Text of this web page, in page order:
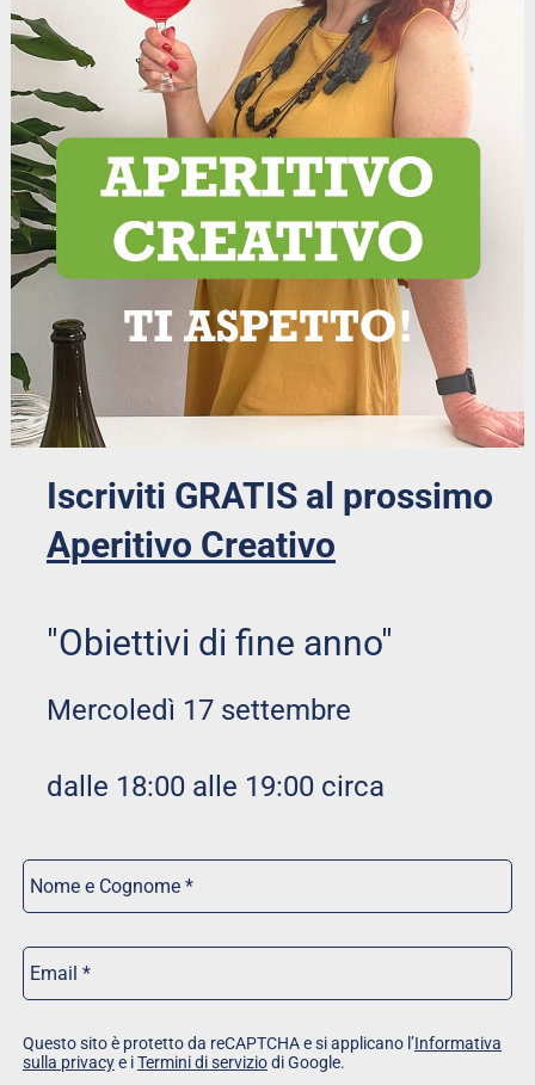
Aperitivo Creativo
"Obiettivi di fine anno"
Mercoledì 17 settembre
dalle 18:00 alle 19:00 circa
Nome
Cognome
Email
Questo sito è protetto da reCAPTCHA e si applicano l’Informativa
sulla privacye iTermini di serviziodi Google.